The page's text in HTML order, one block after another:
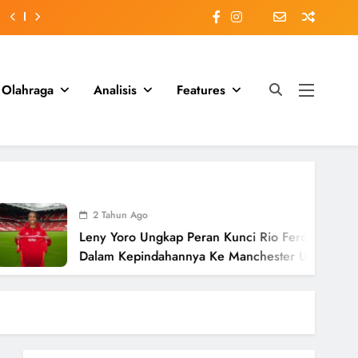
Olahraga Analisis Features
2 Tahun Ago
Leny Yoro Ungkap Peran Kunci Rio Ferdinand
Dalam Kepindahannya Ke Manchester United
Senilai £58 Juta